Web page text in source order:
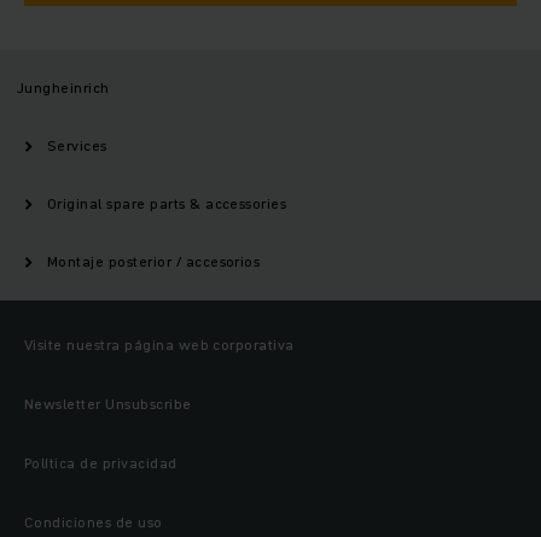
Jungheinrich
Services
Original spare parts & accessories
Montaje posterior / accesorios
Visite nuestra página web corporativa
Newsletter Unsubscribe
Política de privacidad
Condiciones de uso